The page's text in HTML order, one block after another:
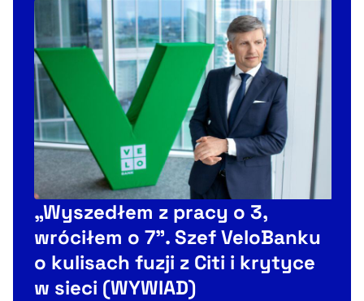
„Wyszedłem z pracy o 3,
wróciłem o 7”. Szef VeloBanku
o kulisach fuzji z Citi i krytyce
w sieci (WYWIAD)